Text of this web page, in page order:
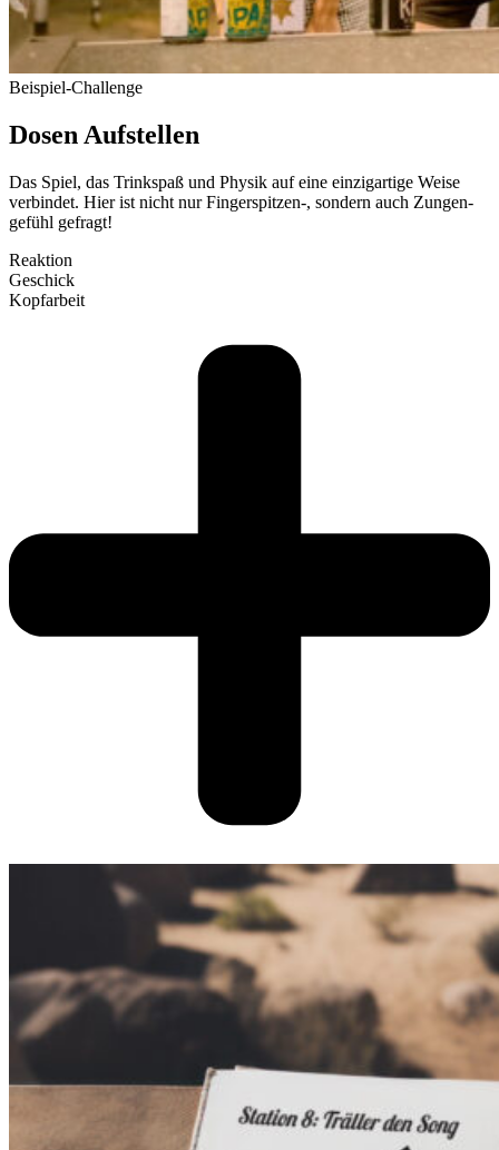
Bei­spiel-Challenge
Dosen Auf­stellen
Das Spiel, das Trinkspaß und Physik auf eine ein­zig­artige Weise
ver­bindet. Hier ist nicht nur Fingerspitzen‑, sondern auch Zun­gen­
gefühl gefragt!
Reaktion
Geschick
Kopf­arbeit